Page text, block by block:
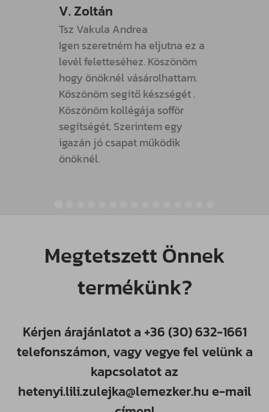
V. Zoltán
Tsz Vakula Andrea
Igen szeretném ha eljutna ez a
levél feletteséhez. Köszönöm
hogy önöknél vásárolhattam.
Köszönöm segítő készségét .
Köszönöm kollégája sofför
segítségét. Szerintem egy
igazán jó csapat működik
önöknél.
Megtetszett Önnek
termékünk?
Kérjen árajánlatot a +36 (30) 632-1661
telefonszámon, vagy vegye fel velünk a
kapcsolatot az
hetenyi.lili.zulejka@lemezker.hue-mail